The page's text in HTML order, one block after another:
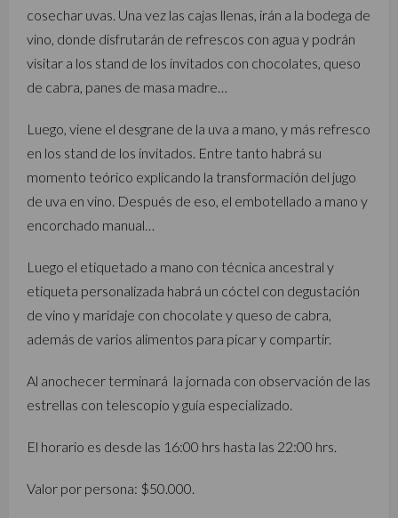
cosechar uvas. Una vez las cajas llenas, irán a la bodega de
vino, donde disfrutarán de refrescos con agua y podrán
visitar a los stand de los invitados con chocolates, queso
de cabra, panes de masa madre…
Luego, viene el desgrane de la uva a mano, y más refresco
en los stand de los invitados. Entre tanto habrá su
momento teórico explicando la transformación del jugo
de uva en vino. Después de eso, el embotellado a mano y
encorchado manual…
Luego el etiquetado a mano con técnica ancestral y
etiqueta personalizada habrá un cóctel con degustación
de vino y maridaje con chocolate y queso de cabra,
además de varios alimentos para picar y compartir.
Al anochecer terminará la jornada con observación de las
estrellas con telescopio y guía especializado.
El horario es desde las 16:00 hrs hasta las 22:00 hrs.
Valor por persona: $50.000.